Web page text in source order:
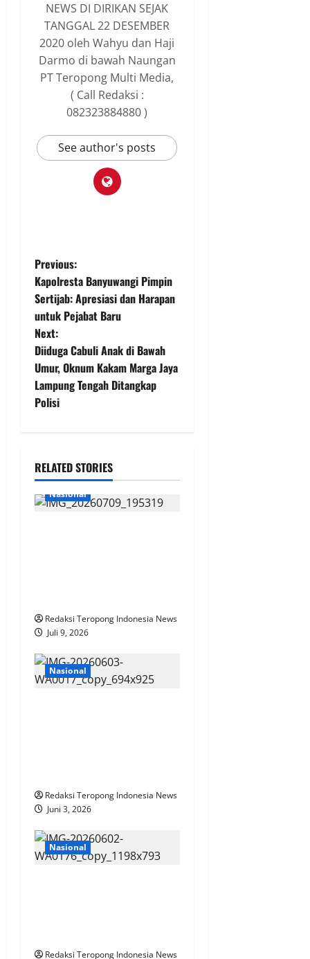
NEWS DI DIRIKAN SEJAK
TANGGAL 22 DESEMBER
2020 oleh Wahyu dan Haji
Darmo di bawah Naungan
PT Teropong Multi Media,
( Call Redaksi :
082323884880 )
See author's posts
P
o
s
t
n
a
i
g
o
n
Previous:
Kapolresta Banyuwangi Pimpin
Sertijab: Apresiasi dan Harapan
untuk Pejabat Baru
Next:
Diiduga Cabuli Anak di Bawah
Umur, Oknum Kakam Marga Jaya
Lampung Tengah Ditangkap
Polisi
RELATED STORIES
Nasional
Redaksi Teropong Indonesia News
Juli 9, 2026
Nasional
Redaksi Teropong Indonesia News
Juni 3, 2026
Nasional
Redaksi Teropong Indonesia News